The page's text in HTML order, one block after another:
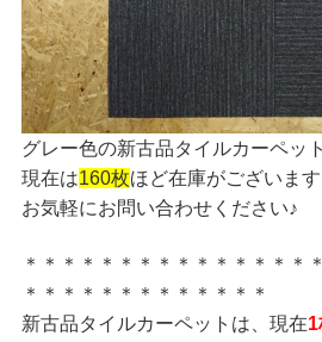
グレー色の新古品タイルカーペッ
現在は160枚ほど在庫がございます
お気軽にお問い合わせください♪
＊＊＊＊＊＊＊＊＊＊＊＊＊＊＊
＊＊＊＊＊＊＊＊＊＊＊＊＊
新古品タイルカーペットは、現在